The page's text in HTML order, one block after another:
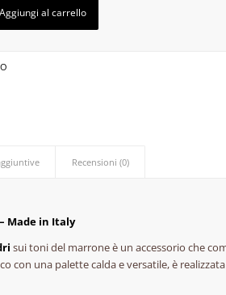
Aggiungi al carrello
Recensioni (0)
Made in Italy
sui toni del marrone è un accessorio che
con una palette calda e versatile, è